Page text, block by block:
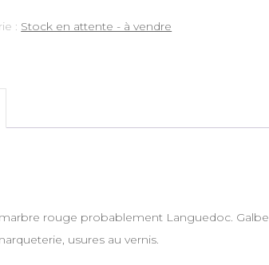
: Stock en attente - à vendre
rouge probablement Languedoc. Galbe
usures au vernis.